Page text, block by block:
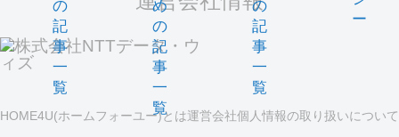
の
記
事
一
覧
め
の
記
事
一
覧
の
記
事
一
覧
ー
HOME4U(ホームフォーユー)とは運営会社個人情報の取り扱いについて